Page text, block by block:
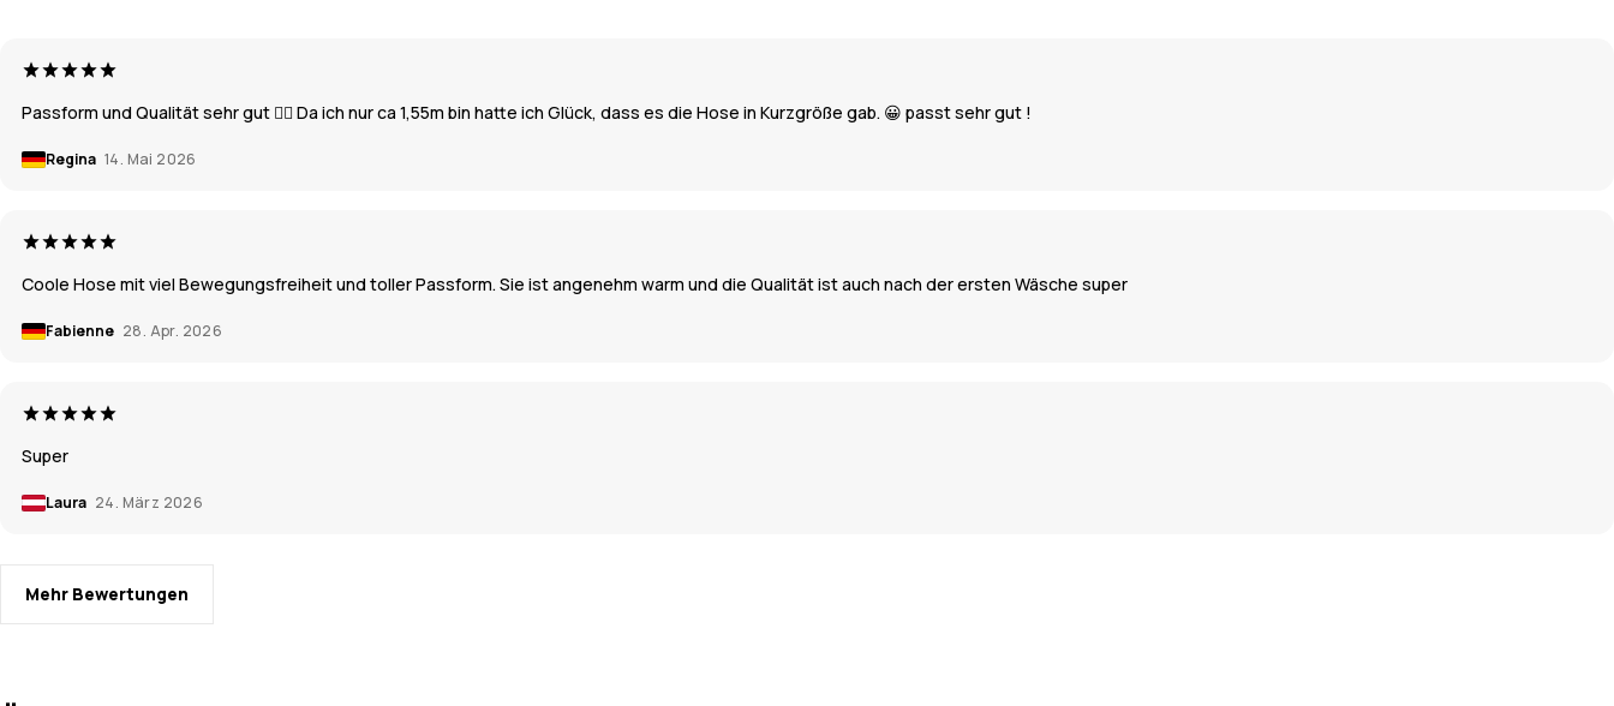
Passform und Qualität sehr gut 👍🏽 Da ich nur ca 1,55m bin hatte ich Glück, dass es die Hose in Kurzgröße gab. 😀 passt sehr gut !
Regina 14. Mai 2026
Coole Hose mit viel Bewegungsfreiheit und toller Passform. Sie ist angenehm warm und die Qualität ist auch nach der ersten Wäsche super
Fabienne 28. Apr. 2026
Super
Laura 24. März 2026
Mehr Bewertungen